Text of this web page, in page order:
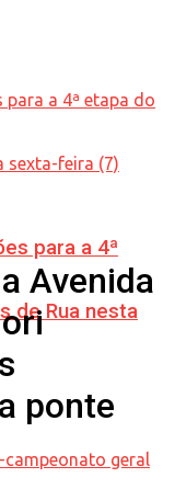
para a 4ª
de Rua nesta
Avenida
ponte